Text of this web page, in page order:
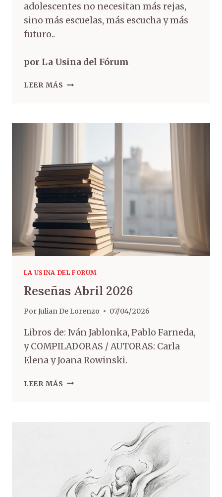
adolescentes no necesitan más rejas,
sino más escuelas, más escucha y más
futuro..
por La Usina del Fórum
LEER MÁS
LA USINA DEL FORUM
Reseñas Abril 2026
PorJulian De Lorenzo 07/04/2026
Libros de: Iván Jablonka, Pablo Farneda,
y COMPILADORAS / AUTORAS: Carla
Elena y Joana Rowinski.
LEER MÁS